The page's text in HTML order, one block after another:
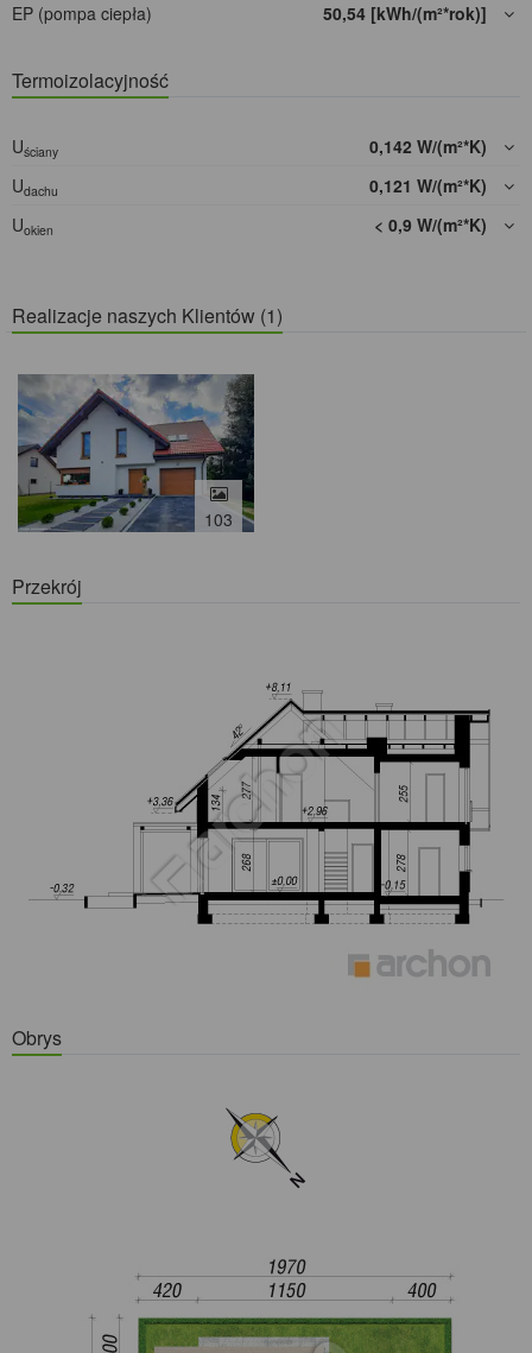
EP (pompa ciepła)
50,54 [kWh/(m²*rok)]
Termoizolacyjność
Uściany
0,142 W/(m²*K)
Udachu
0,121 W/(m²*K)
Uokien < 0,9 W/(m²*K)
Realizacje naszych Klientów (1)
103
Przekrój
Obrys